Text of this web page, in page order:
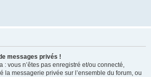
messages privés !
: vous n’êtes pas enregistré et/ou connecté,
la messagerie privée sur l’ensemble du forum, ou